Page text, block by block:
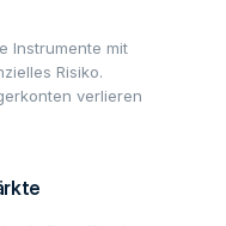
Instrumente mit
Risiko.
verlieren